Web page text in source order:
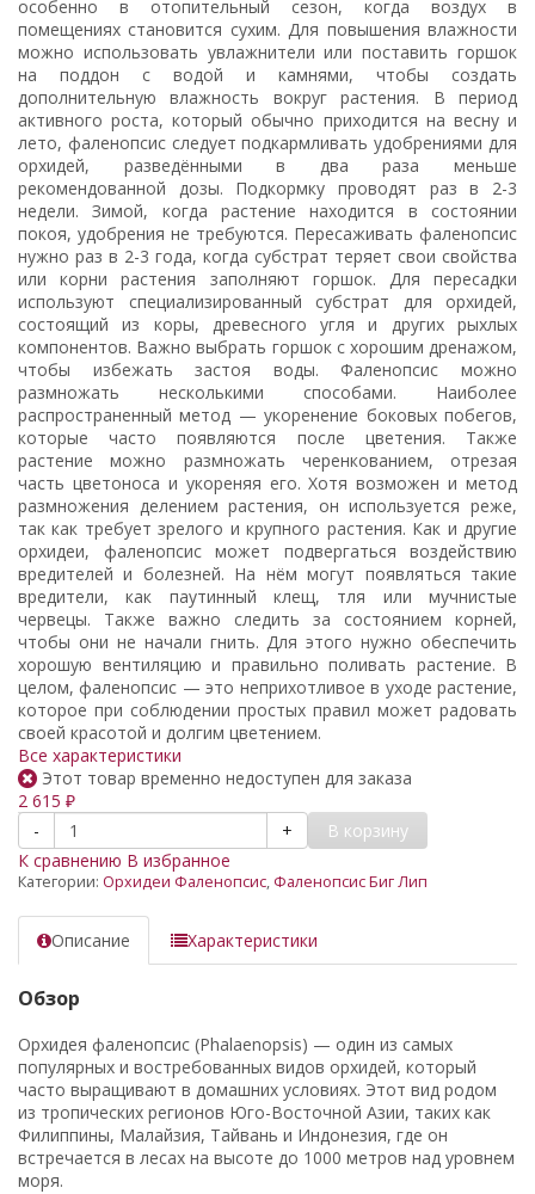
особенно в отопительный сезон, когда воздух в
помещениях становится сухим. Для повышения влажности
можно использовать увлажнители или поставить горшок
на поддон с водой и камнями, чтобы создать
дополнительную влажность вокруг растения. В период
активного роста, который обычно приходится на весну и
лето, фаленопсис следует подкармливать удобрениями для
орхидей, разведёнными в два раза меньше
рекомендованной дозы. Подкормку проводят раз в 2-3
недели. Зимой, когда растение находится в состоянии
покоя, удобрения не требуются. Пересаживать фаленопсис
нужно раз в 2-3 года, когда субстрат теряет свои свойства
или корни растения заполняют горшок. Для пересадки
используют специализированный субстрат для орхидей,
состоящий из коры, древесного угля и других рыхлых
компонентов. Важно выбрать горшок с хорошим дренажом,
чтобы избежать застоя воды. Фаленопсис можно
размножать несколькими способами. Наиболее
распространенный метод — укоренение боковых побегов,
которые часто появляются после цветения. Также
растение можно размножать черенкованием, отрезая
часть цветоноса и укореняя его. Хотя возможен и метод
размножения делением растения, он используется реже,
так как требует зрелого и крупного растения. Как и другие
орхидеи, фаленопсис может подвергаться воздействию
вредителей и болезней. На нём могут появляться такие
вредители, как паутинный клещ, тля или мучнистые
червецы. Также важно следить за состоянием корней,
чтобы они не начали гнить. Для этого нужно обеспечить
хорошую вентиляцию и правильно поливать растение. В
целом, фаленопсис — это неприхотливое в уходе растение,
которое при соблюдении простых правил может радовать
своей красотой и долгим цветением.
Все характеристики
Этот товар временно недоступен для заказа
2 615 ₽
- +
В корзину
К сравнению В избранное
Категории: Орхидеи Фаленопсис, Фаленопсис Биг Лип
Описание Характеристики
Обзор
Орхидея фаленопсис (Phalaenopsis) — один из самых
популярных и востребованных видов орхидей, который
часто выращивают в домашних условиях. Этот вид родом
из тропических регионов Юго-Восточной Азии, таких как
Филиппины, Малайзия, Тайвань и Индонезия, где он
встречается в лесах на высоте до 1000 метров над уровнем
моря.